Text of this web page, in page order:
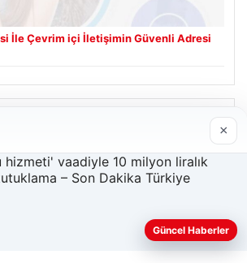
İle Çevrim içi İletişimin Güvenli Adresi
×
Güncel Haberler